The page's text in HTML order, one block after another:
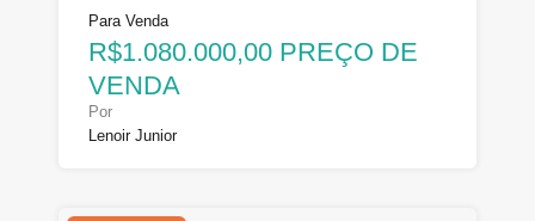
Para Venda
R$1.080.000,00 PREÇO DE
VENDA
Por
Lenoir Junior